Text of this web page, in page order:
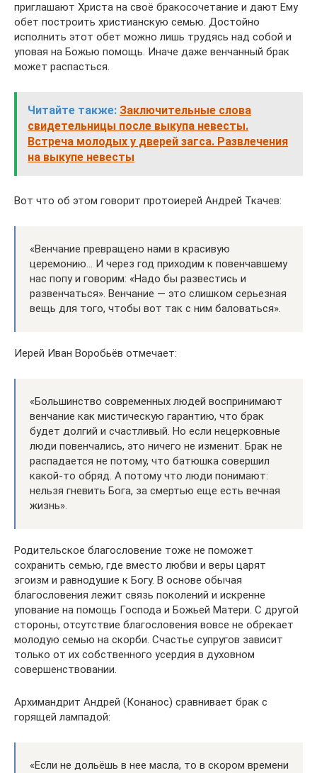
приглашают Христа на своё бракосочетание и дают Ему
обет построить христианскую семью. Достойно
исполнить этот обет можно лишь трудясь над собой и
уповая на Божью помощь. Иначе даже венчанный брак
может распасться.
Читайте также: Заключительные слова
свидетельницы после выкупа невесты.
Встреча молодых у дверей загса. Развлечения
на выкупе невесты
Вот что об этом говорит протоиерей Андрей Ткачев:
«Венчание превращено нами в красивую
церемонию… И через год приходим к повенчавшему
нас попу и говорим: «Надо бы развестись и
развенчаться». Венчание — это слишком серьезная
вещь для того, чтобы вот так с ним баловаться».
Иерей Иван Воробьёв отмечает:
«Большинство современных людей воспринимают
венчание как мистическую гарантию, что брак
будет долгий и счастливый. Но если нецерковные
люди повенчались, это ничего не изменит. Брак не
распадается не потому, что батюшка совершил
какой-то обряд. А потому что люди понимают:
нельзя гневить Бога, за смертью еще есть вечная
жизнь».
Родительское благословение тоже не поможет
сохранить семью, где вместо любви и веры царят
эгоизм и равнодушие к Богу. В основе обычая
благословения лежит связь поколений и искренне
упование на помощь Господа и Божьей Матери. С другой
стороны, отсутствие благословения вовсе не обрекает
молодую семью на скорби. Счастье супругов зависит
только от их собственного усердия в духовном
совершенствовании.
Архимандрит Андрей (Конанос) сравнивает брак с
горящей лампадой:
«Если не дольёшь в нее масла, то в скором времени